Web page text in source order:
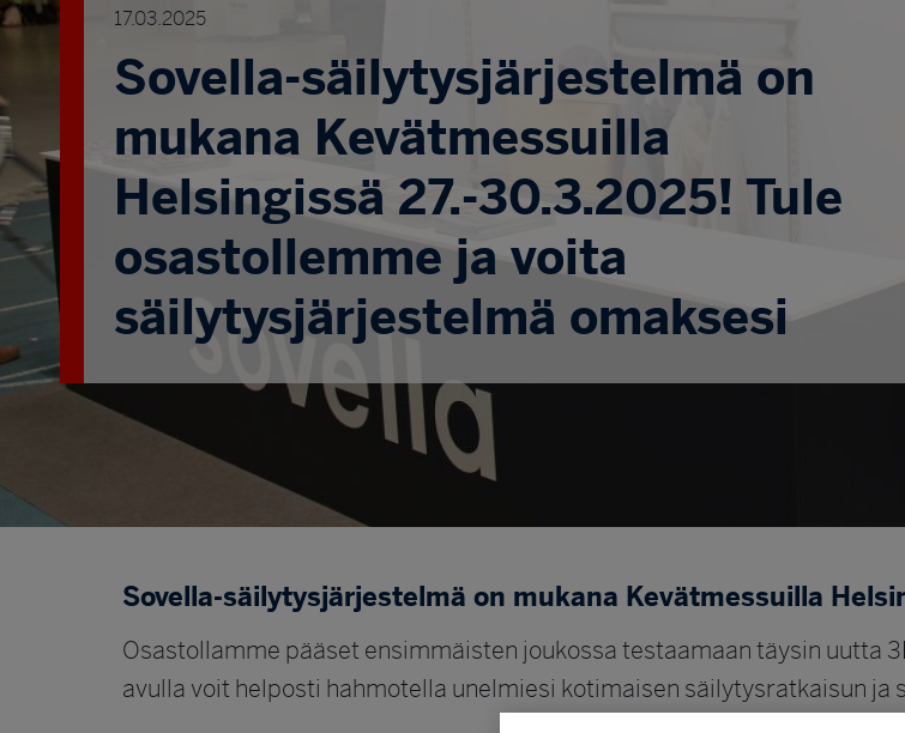
17.03.2025
Sovella-säilytysjärjestelmä on
mukana Kevätmessuilla
Helsingissä 27.-30.3.2025! Tule
osastollemme ja voita
säilytysjärjestelmä omaksesi
Sovella-säilytysjärjestelmä on mukana Kevätmessuilla
Osastollamme pääset ensimmäisten joukossa testaamaan täysin uutta
avulla voit helposti hahmotella unelmiesi kotimaisen säilytysratkaisun